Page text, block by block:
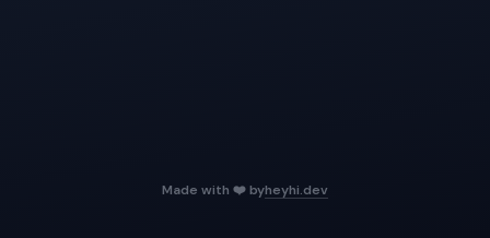
Made with ❤️ byheyhi.dev